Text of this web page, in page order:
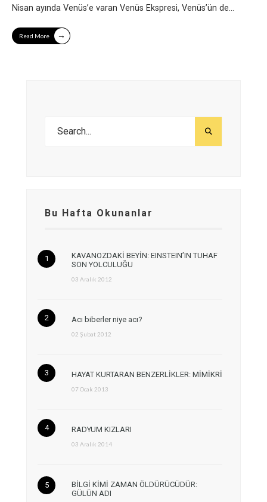
Nisan ayında Venüs’e varan Venüs Ekspresi, Venüs’ün de...
Read More →
Bu Hafta Okunanlar
KAVANOZDAKİ BEYİN: EINSTEIN’IN TUHAF
SON YOLCULUĞU
03 Aralık 2012
Acı biberler niye acı?
02 Şubat 2012
HAYAT KURTARAN BENZERLİKLER: MİMİKRİ
07 Ocak 2013
RADYUM KIZLARI
03 Aralık 2014
BİLGİ KİMİ ZAMAN ÖLDÜRÜCÜDÜR:
GÜLÜN ADI